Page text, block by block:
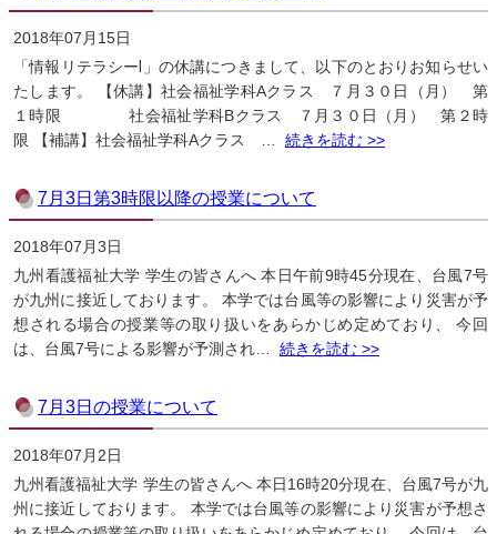
2018年07月15日
「情報リテラシーⅠ」の休講につきまして、以下のとおりお知らせい
たします。 【休講】社会福祉学科Aクラス ７月３０日（月） 第
１時限 社会福祉学科Bクラス ７月３０日（月） 第２時
限 【補講】社会福祉学科Aクラス …
続きを読む >>
7月3日第3時限以降の授業について
2018年07月3日
九州看護福祉大学 学生の皆さんへ 本日午前9時45分現在、台風7号
が九州に接近しております。 本学では台風等の影響により災害が予
想される場合の授業等の取り扱いをあらかじめ定めており、 今回
は、台風7号による影響が予測され…
続きを読む >>
7月3日の授業について
2018年07月2日
九州看護福祉大学 学生の皆さんへ 本日16時20分現在、台風7号が九
州に接近しております。 本学では台風等の影響により災害が予想さ